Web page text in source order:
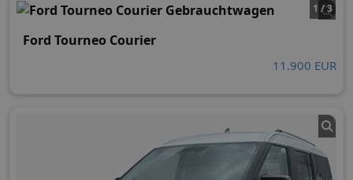
1 / 3
Ford Tourneo Courier
11.900 EUR